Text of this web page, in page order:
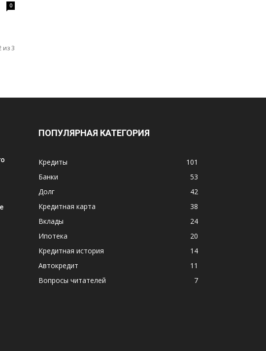
0
из 3
ПОПУЛЯРНАЯ КАТЕГОРИЯ
Кредиты
101
Банки
53
Долг
42
Кредитная карта
38
Вклады
24
Ипотека
20
Кредитная история
14
Автокредит
11
Вопросы читателей
7